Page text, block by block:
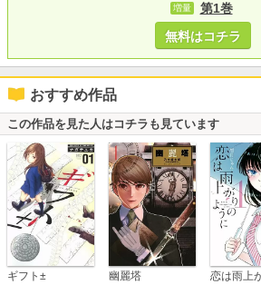
増量
第1巻
無料はコチラ
おすすめ作品
この作品を見た人はコチラも見ています
ギフト± 幽麗塔